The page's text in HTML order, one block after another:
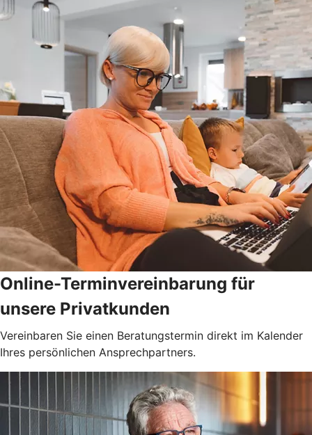
Online-Terminvereinbarung für
unsere Privatkunden
Vereinbaren Sie einen Beratungstermin direkt im Kalender
Ihres persönlichen Ansprechpartners.